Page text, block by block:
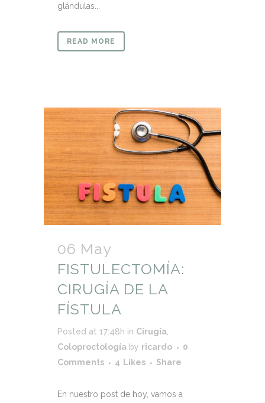
glándulas...
READ MORE
06 May
FISTULECTOMÍA:
CIRUGÍA DE LA
FÍSTULA
Posted at 17:48h in Cirugía,
Coloproctología by ricardo
0
Comments
4 Likes Share
En nuestro post de hoy, vamos a